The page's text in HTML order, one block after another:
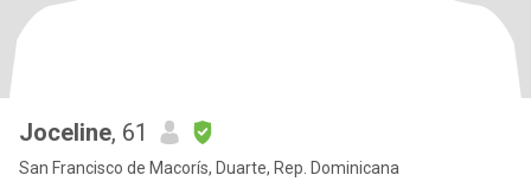
Joceline, 61
San Francisco de Macorís, Duarte, Rep. Dominicana